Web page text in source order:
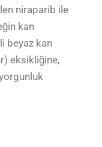
niraparib ile
kan
beyaz kan
eksikliğine,